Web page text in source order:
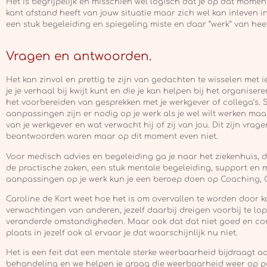
Het is begrijpelijk en misschien wel logisch dat je op dat
kant afstand heeft van jouw situatie maar zich wel kan inleven
een stuk begeleiding en spiegeling miste en daar “werk” van
Vragen en antwoorden.
Het kan zinvol en prettig te zijn van gedachten te wisselen
je je verhaal bij kwijt kunt en die je kan helpen bij het
het voorbereiden van gesprekken met je werkgever of
aanpassingen zijn er nodig op je werk als je wel wilt werken
van je werkgever en wat verwacht hij of zij van jou. Dit zijn
beantwoorden waren maar op dit moment even niet.
Voor medisch advies en begeleiding ga je naar het
de practische zaken, een stuk mentale begeleiding, support en
aanpassingen op je werk kun je een beroep doen op Coaching,
Caroline de Kort weet hoe het is om overvallen te worden door
verwachtingen van anderen, jezelf daarbij dreigen voorbij te
veranderde omstandigheden. Maar ook dat dat niet goed en
plaats in jezelf ook al ervaar je dat waarschijnlijk nu niet.
Het is een feit dat een mentale sterke weerbaarheid bijdraagt
behandeling en we helpen je graag die weerbaarheid weer op